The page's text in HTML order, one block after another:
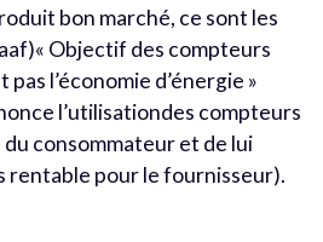
bon marché, ce sont les
Objectif des compteurs
l’économie d’énergie »
l’utilisationdes compteurs
consommateur et de lui
rentable pour le fournisseur).